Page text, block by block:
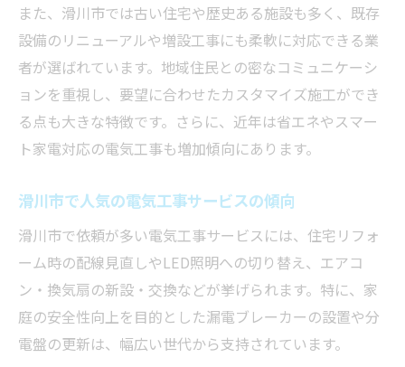
電気工事の資格と対応力をチェック
相談しやすい電気工事業者の特徴
電気工事を依頼する際にチェックしたいポイン
ト
見積もり依頼時の電気工事チェック項目
施工内容と対応力で業者を比較検討
電気工事のアフターサポート体制を確認
電気工事の安全管理と実績の見極め方
最新技術を取り入れた電気工事がもたらす安心
感
最新技術活用の電気工事で快適生活を実現
また、滑川市では古い住宅や歴史ある施設も多く、既存
設備のリニューアルや増設工事にも柔軟に対応できる業
者が選ばれています。地域住民との密なコミュニケーシ
ョンを重視し、要望に合わせたカスタマイズ施工ができ
る点も大きな特徴です。さらに、近年は省エネやスマー
ト家電対応の電気工事も増加傾向にあります。
滑川市で人気の電気工事サービスの傾向
滑川市で依頼が多い電気工事サービスには、住宅リフォ
ーム時の配線見直しやLED照明への切り替え、エアコ
ン・換気扇の新設・交換などが挙げられます。特に、家
庭の安全性向上を目的とした漏電ブレーカーの設置や分
電盤の更新は、幅広い世代から支持されています。